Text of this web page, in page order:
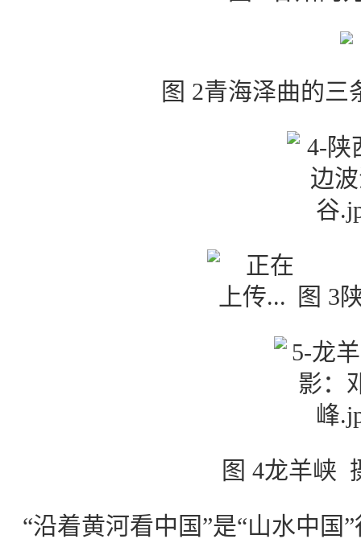
图 2青海泽曲的
图 3
图 4龙羊峡
“沿着黄河看中国”是“山水中国